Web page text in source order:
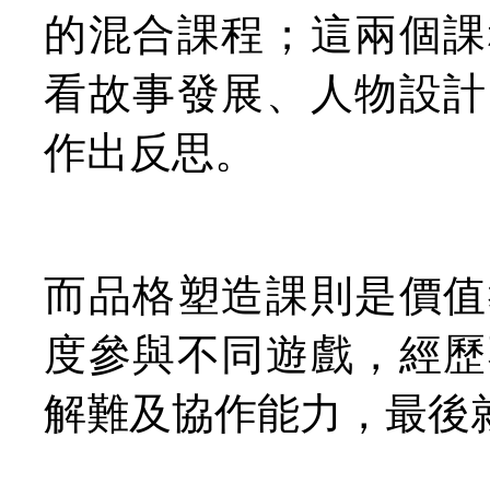
的混合課程；這兩個
看故事發展、人物設
作出反思。
而品格塑造課則是價
度參與不同遊戲，經
解難及協作能力，最後